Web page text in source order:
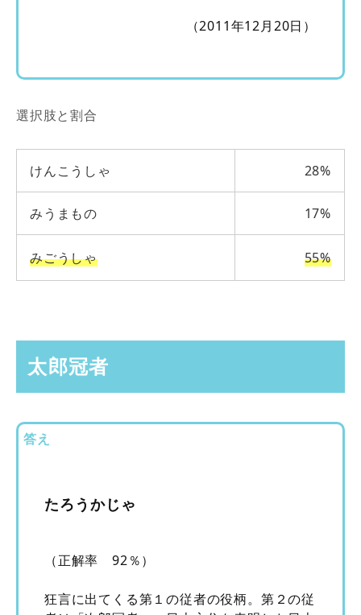
（2011年12月20日）
選択肢と割合
けんこうしゃ 28%
みうまもの 17%
みごうしゃ 55%
太郎冠者
答え
たろうかじゃ
（正解率 92％）
狂言に出てくる第１の従者の役柄。第２の従